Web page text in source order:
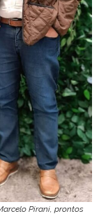
Pirani, prontos